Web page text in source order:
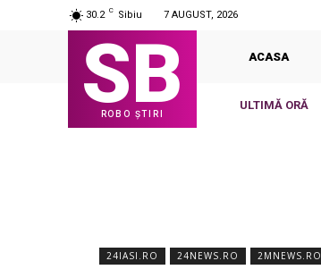
30.2 C Sibiu 7 AUGUST, 2026
SB
ROBO ȘTIRI
ACASA
ULTIMĂ ORĂ
24IASI.RO 24NEWS.RO 2MNEWS.RO